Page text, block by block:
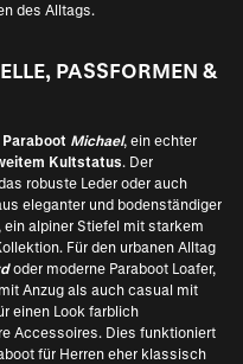
des Alltags.
PASSFORMEN &
Michael, ein echter
Kultstatus. Der
robuste Leder oder auch
eleganter und bodenständiger
ein alpiner Stiefel mit starkem
Für den urbanen Alltag
oder moderne Paraboot Loafer,
Anzug als auch casual mit
einen Look farblich
Accessoires. Dies funktioniert
für Herren eher klassisch